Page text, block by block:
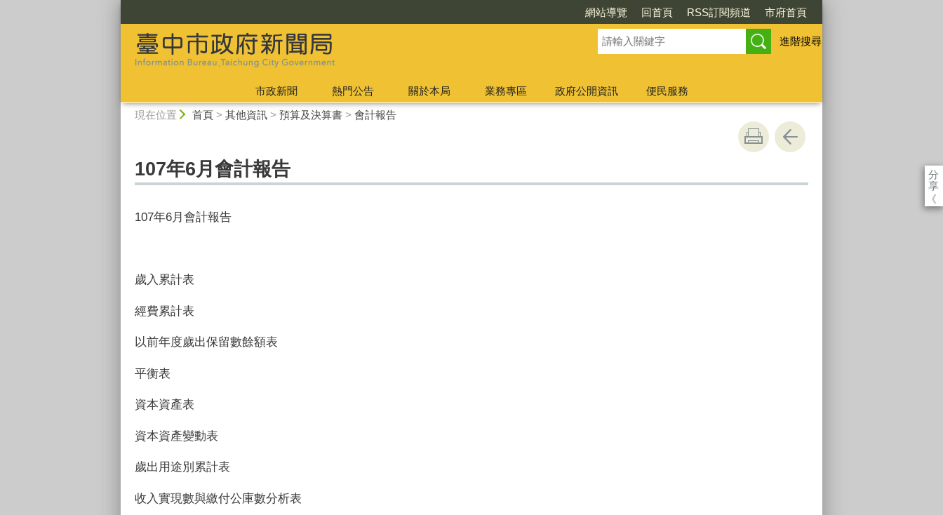
網站導覽 回首頁 RSS訂閱頻道 市府首頁
進階搜尋
市政新聞 熱門公告 關於本局 業務專區 政府公開資訊
便民服務
現在位置 首頁> 其他資訊> 預算及決算書> 會計報告
分
享
《
107年6月會計報告
107年6月會計報告
歲入累計表
經費累計表
以前年度歲出保留數餘額表
平衡表
資本資產表
資本資產變動表
歲出用途別累計表
收入實現數與繳付公庫數分析表